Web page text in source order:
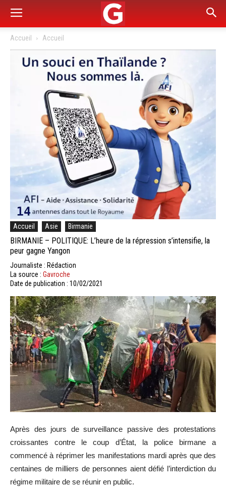
Accueil Accueil
Accueil Asie Birmanie
BIRMANIE – POLITIQUE: L’heure de la répression s’intensifie, la
peur gagne Yangon
Journaliste : Rédaction
La source : Gavroche
Date de publication : 10/02/2021
Après des jours de surveillance passive des protestations
croissantes contre le coup d’État, la police birmane a
commencé à réprimer les manifestations mardi après que des
centaines de milliers de personnes aient défié l’interdiction du
régime militaire de se réunir en public.